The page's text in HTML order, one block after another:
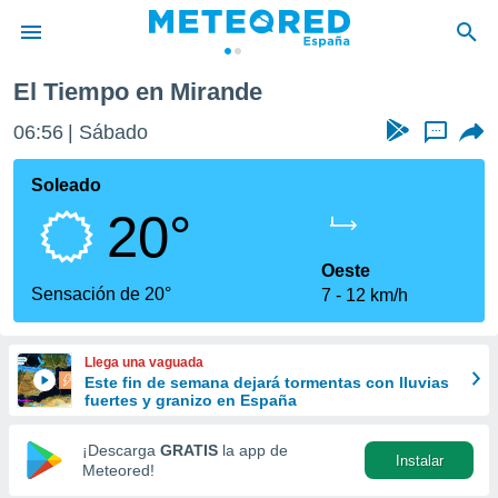
de
por
que se
calidad.
a este
las
y
forma
digital
basada
El Tiempo en Mirande
06:56 Sábado ...
Soleado
20°
Sensación de 20°
Oeste
7
12 km/h
Llega una vaguada
Este fin de semana dejará tormentas con lluvias
fuertes y granizo en España
¡Descarga GRATIS la app de
Meteored!
Instalar